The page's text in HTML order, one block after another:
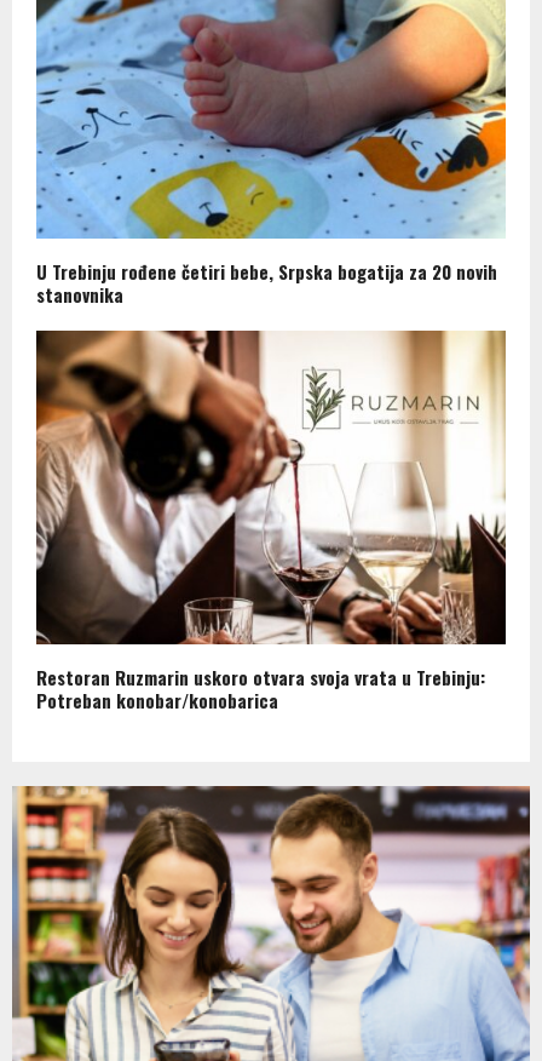
U Trebinju rođene četiri bebe, Srpska bogatija za 20 novih
stanovnika
Restoran Ruzmarin uskoro otvara svoja vrata u Trebinju:
Potreban konobar/konobarica